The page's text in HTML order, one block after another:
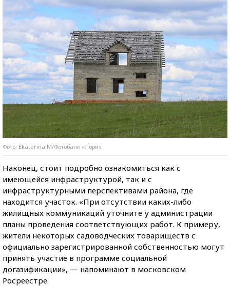
Фото: Ekaterina M/Фотобанк «Лори»
Наконец, стоит подробно ознакомиться как с
имеющейся инфраструктурой, так и с
инфраструктурными перспективами района, где
находится участок. «При отсутствии каких-либо
жилищных коммуникаций уточните у администрации
планы проведения соответствующих работ. К примеру,
жители некоторых садоводческих товариществ с
официально зарегистрированной собственностью могут
принять участие в программе социальной
догазификации», — напоминают в московском
Росреестре.